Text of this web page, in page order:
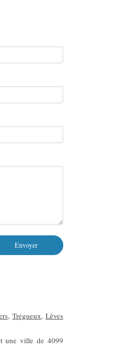
Envoyer
, Trégueux, Lèves
une ville de 4099